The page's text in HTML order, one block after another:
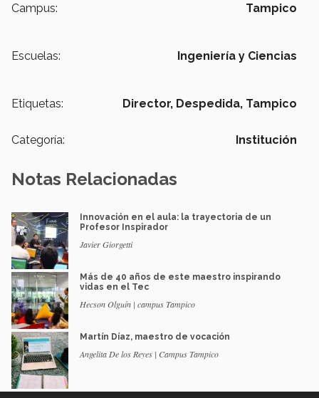
Campus: Tampico
Escuelas: Ingeniería y Ciencias
Etiquetas: Director, Despedida, Tampico
Categoría: Institución
Notas Relacionadas
Innovación en el aula: la trayectoria de un
Profesor Inspirador
Javier Giorgetti
Más de 40 años de este maestro inspirando
vidas en el Tec
Hecson Olguín | campus Tampico
Martín Díaz, maestro de vocación
Angelita De los Reyes | Campus Tampico